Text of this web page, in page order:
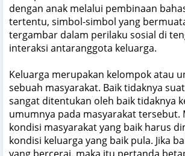
dengan anak melalui pembinaan
tertentu, simbol-simbol yang
tergambar dalam perilaku sosial di
interaksi antaranggota keluarga.
Keluarga merupakan kelompok atau
sebuah masyarakat. Baik tidaknya
sangat ditentukan oleh baik tidaknya
umumnya pada masyarakat tersebut.
kondisi masyarakat yang baik harus
kondisi keluarga yang baik pula. Jika